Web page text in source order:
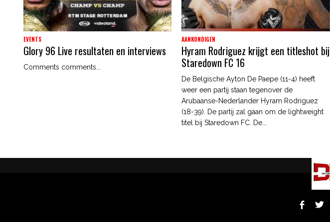
EVENTS
Glory 96 Live resultaten en interviews
Comments comments...
AANKONDIGEN
Hyram Rodriguez krijgt een titleshot bij
Staredown FC 16
De Belgische Ayton De Paepe (11-4) heeft
weer een partij staan tegenover de
Arubaanse-Nederlander Hyram Rodriguez
(18-39). De partij zal gaan om de lightweight
titel bij Staredown FC. De...